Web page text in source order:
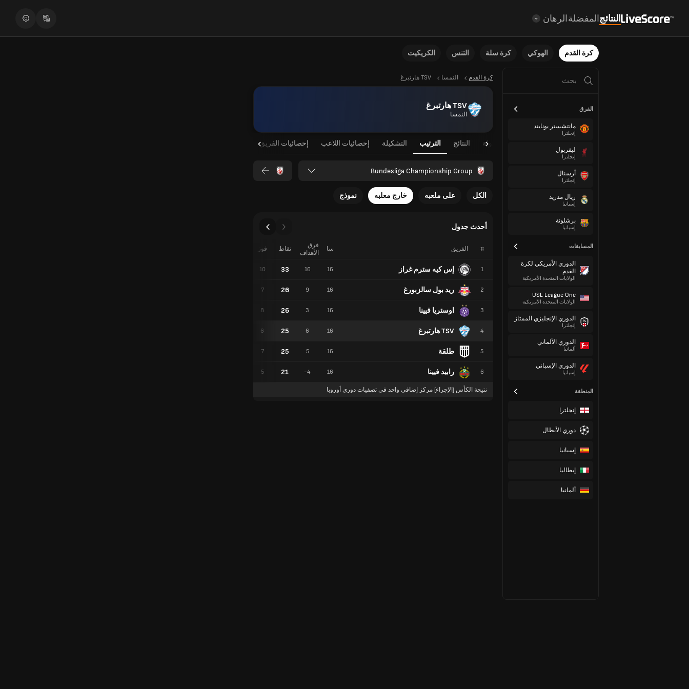
النتائجالمفضلةالرهان
كرة القدم الهوكي كرة سلة التنس الكريكيت
الفرق
مانتشستر يونايتد
إنجلترا
ليفربول
إنجلترا
أرسنال
إنجلترا
ريال مدريد
إسبانيا
برشلونة
إسبانيا
المسابقات
الدوري الأمريكي لكرة
القدم
الولايات المتحدة الأمريكية
USL League One
الولايات المتحدة الأمريكية
الدوري الإنجليزي الممتاز
إنجلترا
الدوري الألماني
ألمانيا
الدوري الإسباني
إسبانيا
المنطقة
إنجلترا
دوري الأبطال
إسبانيا
إيطاليا
ألمانيا
كرة القدم النمسا TSV هارتبرغ
TSV هارتبرغ
النمسا
مباريات مجدولة النتائج الترتيب التشكيلة إحصائيات اللاعب إحصائيات الفريق
Bundesliga Championship Group
الكل على ملعبه خارج معلبه نموذج
أحدث جدول
# الفريق
1 إس كيه سترم غراز
2 ريد بول سالزبورغ
3 اوستريا فيينا
4 TSV هارتبرغ
5 طلقة
6 رابيد فيينا
سا
فرق
الأهداف
نقاط فوز
16
16
33
10
16
9
26
7
16
3
26
8
16
6
25
6
16
5
25
7
16
-4
21
5
نتيجة الكأس [الإجراء] مركز إضافي واحد في تصفيات دوري أوروبا